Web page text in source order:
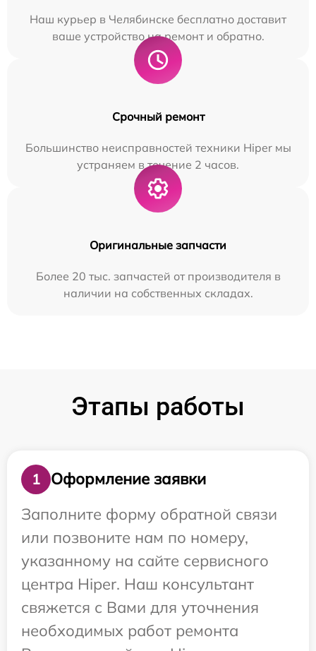
Наш курьер в Челябинске бесплатно доставит
ваше устройство на ремонт и обратно.
Срочный ремонт
Большинство неисправностей техники Hiper мы
устраняем в течение 2 часов.
Оригинальные запчасти
Более 20 тыс. запчастей от производителя в
наличии на собственных складах.
Этапы работы
1
Оформление заявки
Заполните форму обратной связи
или позвоните нам по номеру,
указанному на сайте сервисного
центра Hiper. Наш консультант
свяжется с Вами для уточнения
необходимых работ ремонта